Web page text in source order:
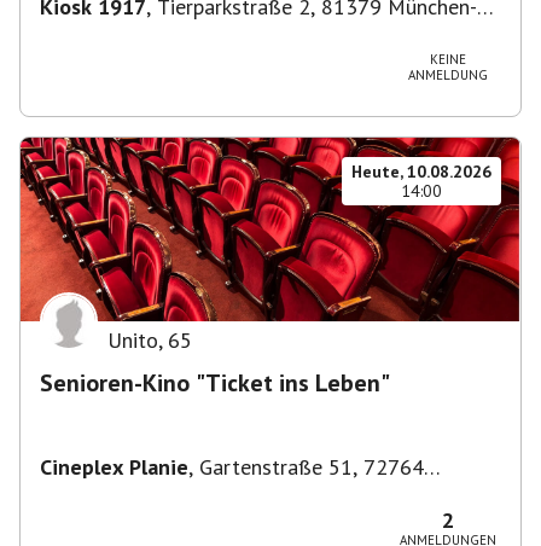
Kiosk 1917, Tierparkstraße 2, 81379 München-
KEINE
ANMELDUNG
Heute, 10.08.2026
14:00
Unito, 65
Senioren-Kino "Ticket ins Leben"
Cineplex Planie, Gartenstraße 51, 72764
2
ANMELDUNGEN